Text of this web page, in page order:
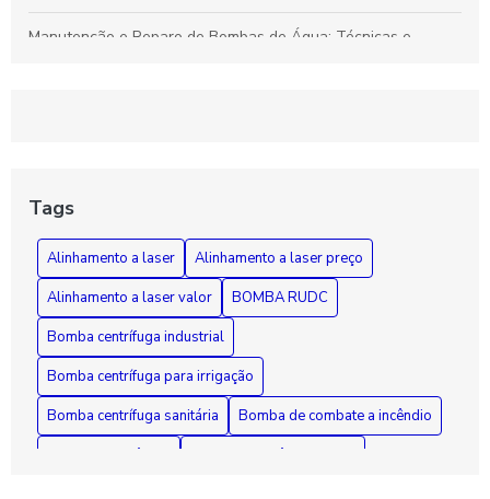
Manutenção e Reparo de Bombas de Água: Técnicas e
Como Diagnosticar e Reparar Bombas d'Água com Segurança
e Eficiência
Tags
Alinhamento a laser
Alinhamento a laser preço
Alinhamento a laser valor
BOMBA RUDC
Bomba centrífuga industrial
Bomba centrífuga para irrigação
Bomba centrífuga sanitária
Bomba de combate a incêndio
Bomba de incêndio
Bomba de incêndio 7 5 cv